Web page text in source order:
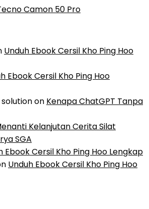
Camon 50 Pro
Unduh Ebook Cersil Kho Ping Hoo
Ebook Cersil Kho Ping Hoo
on Kenapa ChatGPT Tanpa
Kelanjutan Cerita Silat
SGA
Ebook Cersil Kho Ping Hoo Lengkap
Unduh Ebook Cersil Kho Ping Hoo